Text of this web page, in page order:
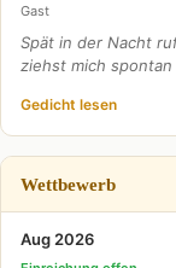
Gast
Spät in der Nacht
ziehst mich
Gedicht lesen
Wettbewerb
Aug 2026